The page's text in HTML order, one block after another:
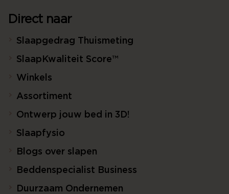
Direct naar
Slaapgedrag Thuismeting
SlaapKwaliteit Score™
Winkels
Assortiment
Ontwerp jouw bed in 3D!
Slaapfysio
Blogs over slapen
Beddenspecialist Business
Duurzaam Ondernemen